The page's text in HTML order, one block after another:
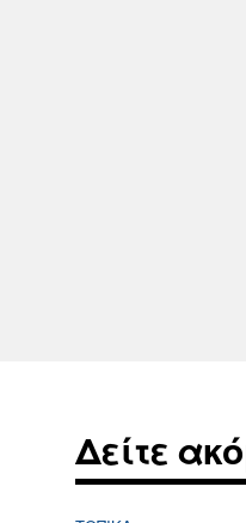
Δείτε